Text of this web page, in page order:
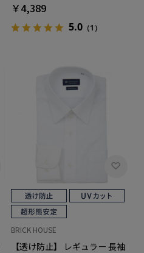
￥4,389
5.0 （1）
BRICK HOUSE
【透け防止】 レギュラー 長袖